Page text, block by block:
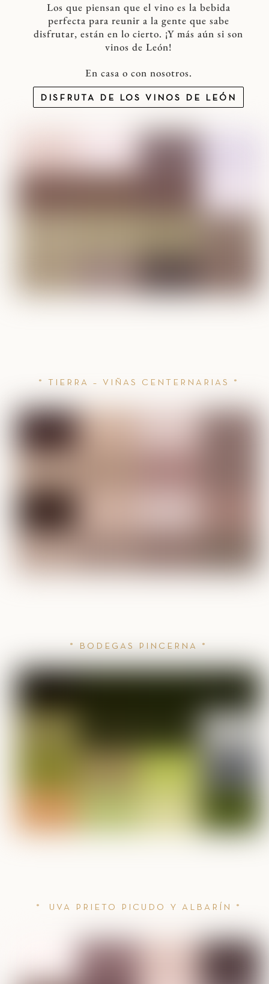
Los que piensan que el vino es la bebida
perfecta para reunir a la gente que sabe
disfrutar, están en lo cierto. ¡Y más aún si son
vinos de León!
En casa o con nosotros.
DISFRUTA DE LOS VINOS DE LEÓN
* TIERRA – VIÑAS CENTERNARIAS *
* BODEGAS PINCERNA *
* UVA PRIETO PICUDO Y ALBARÍN *